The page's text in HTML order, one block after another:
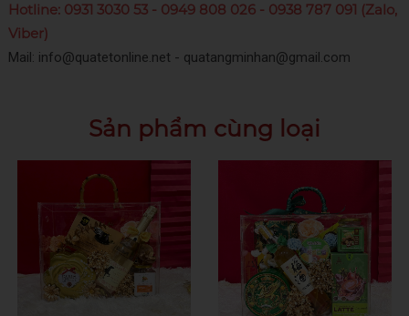
Hotline: 0931 3030 53 - 0949 808 026 - 0938 787 091 (Zalo,
Viber)
Mail: info@quatetonline.net - quatangminhan@gmail.com
Sản phẩm cùng loại